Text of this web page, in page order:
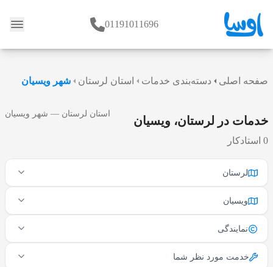
وبلاگ 01191011696
صفحه اصلی دسته‌بندی خدمات استان لرستان شهر ویسیان
خدمات در لرستان، ویسیان
0 استادکار
استان لرستان — شهر ویسیان
لرستان
ویسیان
نمایندگی
خدمت مورد نظر شما